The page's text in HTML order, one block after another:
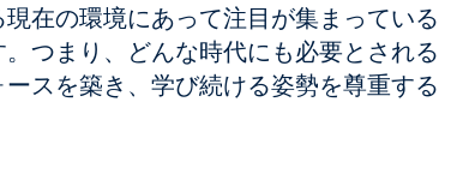
在の環境にあって注目が集まっている
つまり、どんな時代にも必要とされる
スを築き、学び続ける姿勢を尊重する